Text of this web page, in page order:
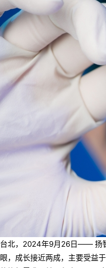
台北，2024年9月26日—— 扬
眼，成长接近两成，主要受益